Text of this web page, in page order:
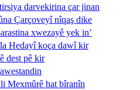
darvekirina çar jinan
Çarçoveyî nîqaş dike
xwezayê yek in’
Hedayî koça dawî kir
dest pê kir
Mexmûrê hat bîranîn